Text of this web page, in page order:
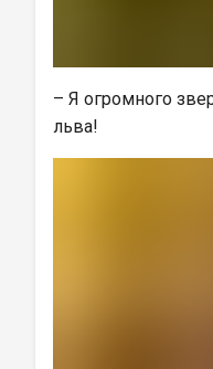
– Я огромного
льва!